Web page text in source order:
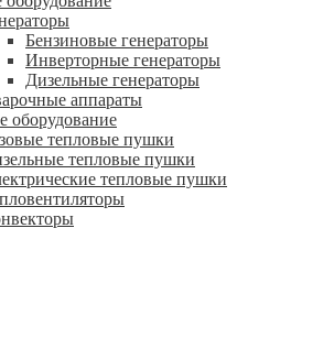
Бензиновые генераторы
Инверторные генераторы
Дизельные генераторы
аппараты
оборудование
тепловые пушки
тепловые пушки
тепловые пушки